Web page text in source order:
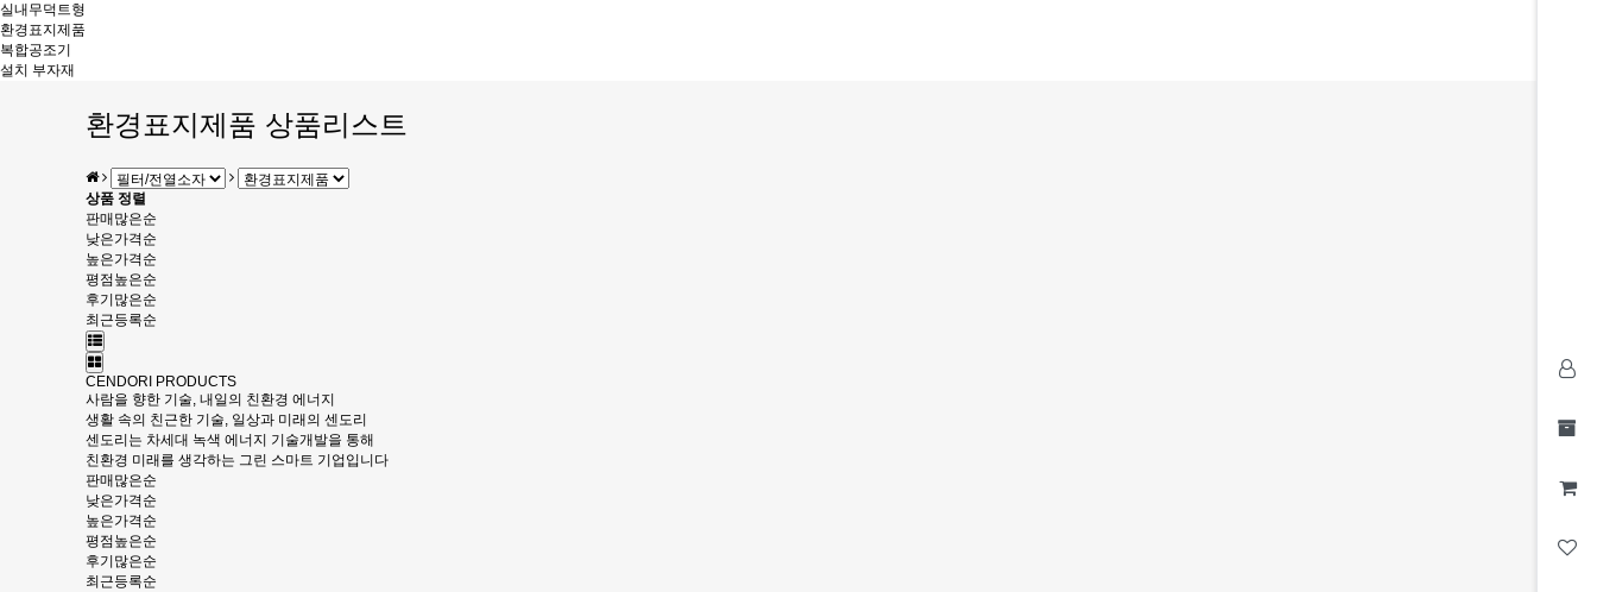
실내무덕트형
환경표지제품
복합공조기
설치 부자재
환경표지제품 상품리스트
상품 정렬
판매많은순
낮은가격순
높은가격순
평점높은순
후기많은순
최근등록순
CENDORI PRODUCTS
사람을 향한 기술, 내일의 친환경 에너지
생활 속의 친근한 기술, 일상과 미래의 센도리
센도리는 차세대 녹색 에너지 기술개발을 통해
친환경 미래를 생각하는 그린 스마트 기업입니다
판매많은순
낮은가격순
높은가격순
평점높은순
후기많은순
최근등록순